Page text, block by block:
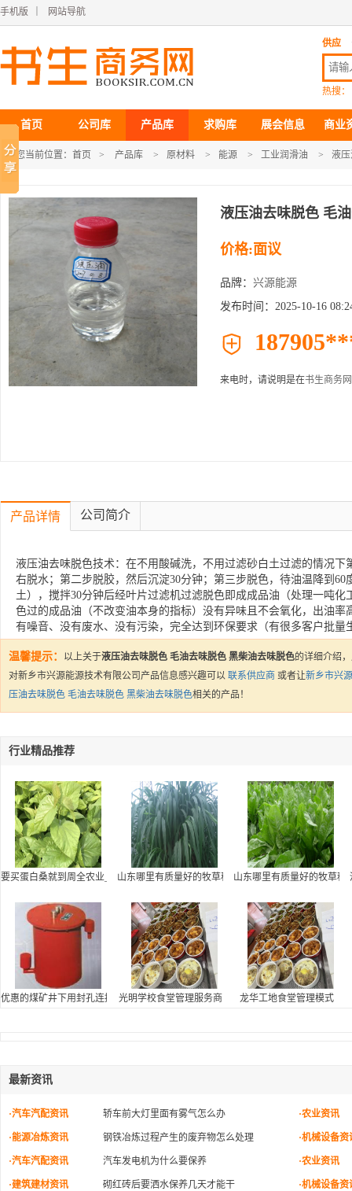
手机版 网站导航
供应
热搜：
首页 公司库 产品库 求购库 展会信息 商业
您当前位置： 首页 > 产品库 > 原材料 > 能源 > 工业润滑油 > 液
液压油去味脱色 毛
价格:面议
品牌： 兴源能源
发布时间：2025-10-16

来电时，请说明是在书生商务网
产品详情 公司简介
液压油去味脱色技术：在不用酸碱洗，不用过滤砂白土过滤的情况下
右脱水；第二步脱胶，然后沉淀30分钟；第三步脱色，待油温降到
土），搅拌30分钟后经叶片过滤机过滤脱色即成成品油（处理一吨
色过的成品油（不改变油本身的指标）没有异味且不会氧化，出油率
有噪音、没有废水、没有污染，完全达到环保要求（有很多客户批量
温馨提示： 以上关于液压油去味脱色 毛油去味脱色 黑柴油去味脱色的详细介绍
对新乡市兴源能源技术有限公司产品信息感兴趣可以 联系供应商 或者让新乡市兴
压油去味脱色 毛油去味脱色 黑柴油去味脱色相关的产品！
行业精品推荐
要买蛋白桑就到周全农业_山东哪里有质量好的牧草种子大叶菊苣种
山东哪里有质量好的牧草种子大叶菊苣种子，甜象草哪
山东哪里有质量好的牧草种
优惠的煤矿井下用封孔连接装置就在河北东锐天和 甘肃矿井封孔连接装置
光明学校食堂管理服务商 龙华工地食堂管理模式
最新资讯
·汽车汽配资讯 轿车前大灯里面有雾气怎么办 ·农业资讯
·能源冶炼资讯 钢铁冶炼过程产生的废弃物怎么处理 ·机械设备资
·汽车汽配资讯 汽车发电机为什么要保养 ·农业资讯
·建筑建材资讯 砌红砖后要洒水保养几天才能干 ·机械设备资